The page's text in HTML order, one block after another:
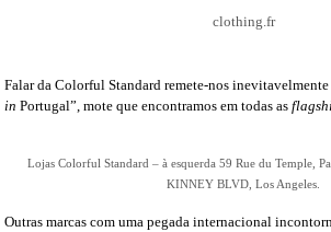
clothing.fr
Falar da Colorful Standard remete-nos inevitavelmente
in Portugal”, mote que encontramos em todas as
Lojas Colorful Standard – à esquerda 59 Rue du Temple,
KINNEY BLVD, Los Angeles.
Outras marcas com uma pegada internacional